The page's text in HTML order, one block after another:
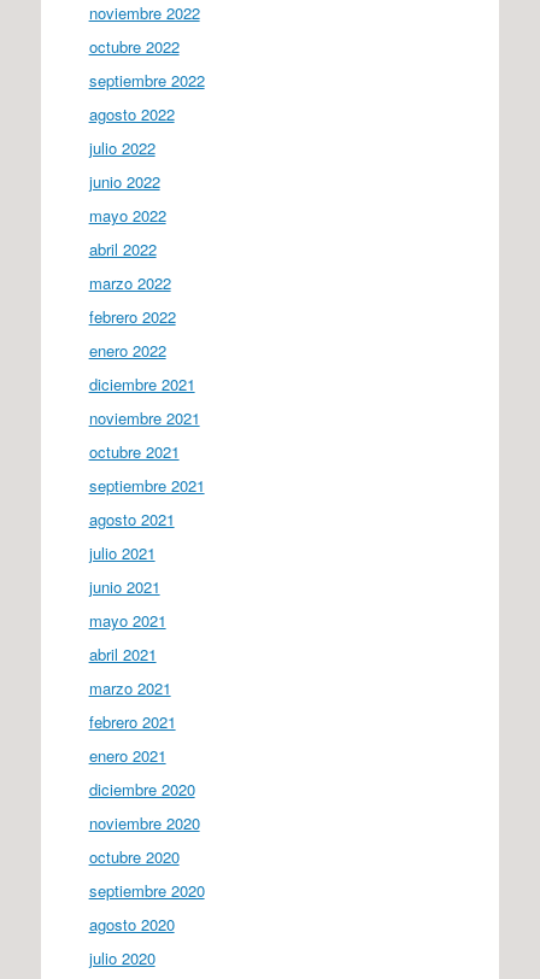
noviembre 2022
octubre 2022
septiembre 2022
agosto 2022
julio 2022
junio 2022
mayo 2022
abril 2022
marzo 2022
febrero 2022
enero 2022
diciembre 2021
noviembre 2021
octubre 2021
septiembre 2021
agosto 2021
julio 2021
junio 2021
mayo 2021
abril 2021
marzo 2021
febrero 2021
enero 2021
diciembre 2020
noviembre 2020
octubre 2020
septiembre 2020
agosto 2020
julio 2020